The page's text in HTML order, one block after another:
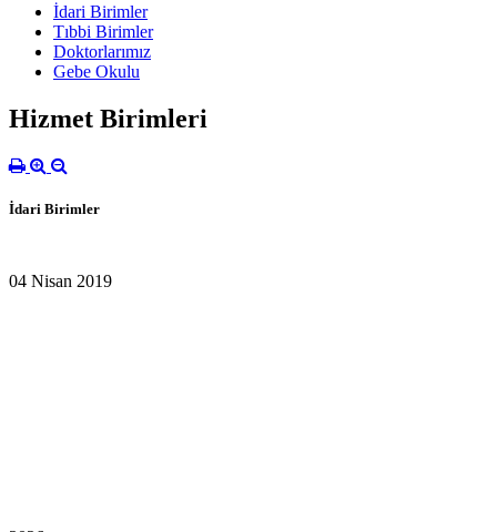
İdari Birimler
Tıbbi Birimler
Doktorlarımız
Gebe Okulu
Hizmet Birimleri
İdari Birimler
04 Nisan 2019